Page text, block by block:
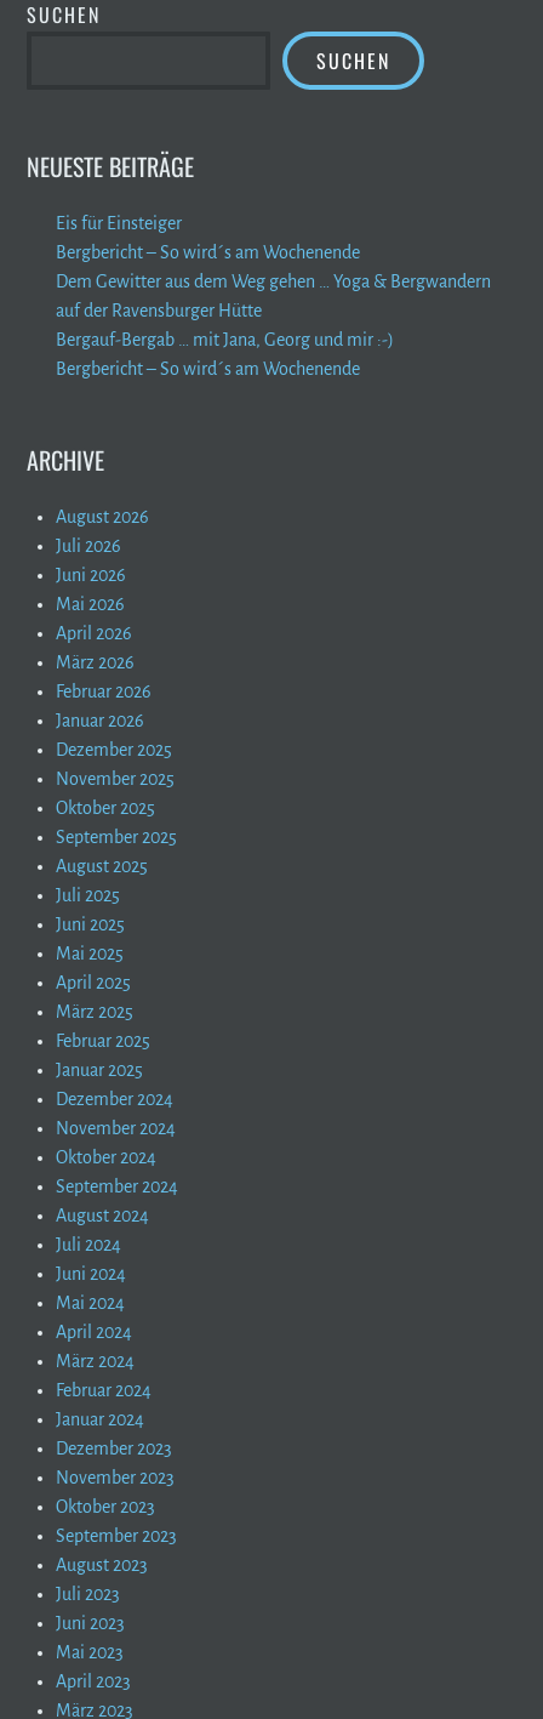
SUCHEN
SUCHEN
NEUESTE BEITRÄGE
Eis für Einsteiger
Bergbericht – So wird´s am Wochenende
Dem Gewitter aus dem Weg gehen … Yoga & Bergwandern
auf der Ravensburger Hütte
Bergauf-Bergab … mit Jana, Georg und mir :-)
Bergbericht – So wird´s am Wochenende
ARCHIVE
August 2026
Juli 2026
Juni 2026
Mai 2026
April 2026
März 2026
Februar 2026
Januar 2026
Dezember 2025
November 2025
Oktober 2025
September 2025
August 2025
Juli 2025
Juni 2025
Mai 2025
April 2025
März 2025
Februar 2025
Januar 2025
Dezember 2024
November 2024
Oktober 2024
September 2024
August 2024
Juli 2024
Juni 2024
Mai 2024
April 2024
März 2024
Februar 2024
Januar 2024
Dezember 2023
November 2023
Oktober 2023
September 2023
August 2023
Juli 2023
Juni 2023
Mai 2023
April 2023
März 2023